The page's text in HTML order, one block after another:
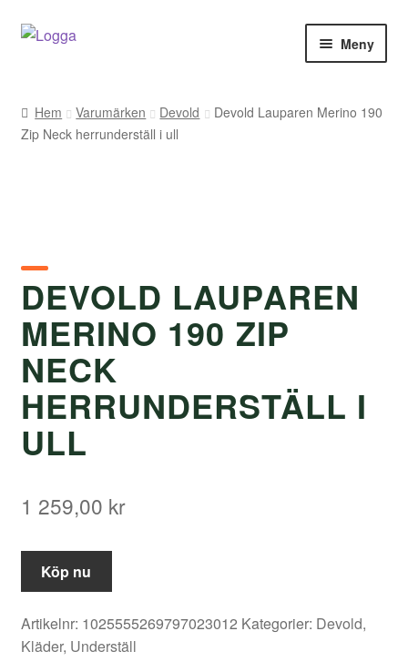
Hoppa
Hoppa
Meny
Kontakt
Väljare
Hem Varumärken Devold
Devold Lauparen Merino 190
Zip Neck herrunderställ i ull
DEVOLD LAUPAREN
MERINO 190 ZIP
NECK
HERRUNDERSTÄLL I
ULL
1 259,00 kr
Köp nu
Artikelnr: 1025555269797023012 Kategorier: Devold,
Kläder, Underställ